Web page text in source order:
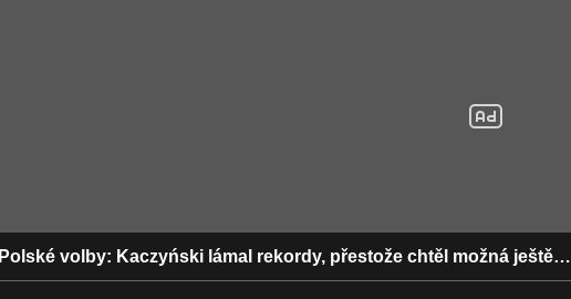
Polské volby: Kaczyński lámal rekordy, přestože chtěl možná ještě…